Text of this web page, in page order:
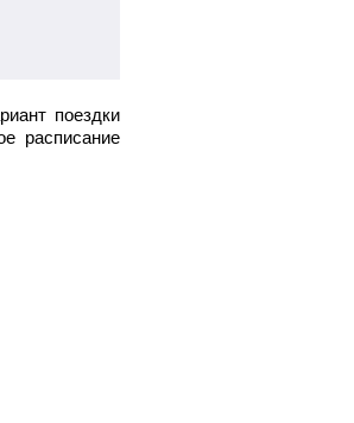
поездки
расписание